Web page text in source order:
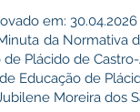
em: 30.04.2026
da
Plácido de Castro-
Educação de
Moreira dos